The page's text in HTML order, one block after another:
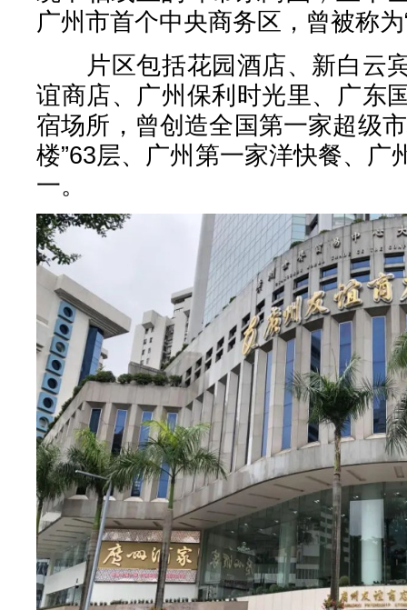
广州市首个中央商务区，曾被称为
片区包括花园酒店、新白云
谊商店、广州保利时光里、广东
宿场所，曾创造全国第一家超级
楼”63层、广州第一家洋快餐、广
一。